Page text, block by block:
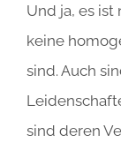
Und ja, es
keine
sind. Auch
sind deren